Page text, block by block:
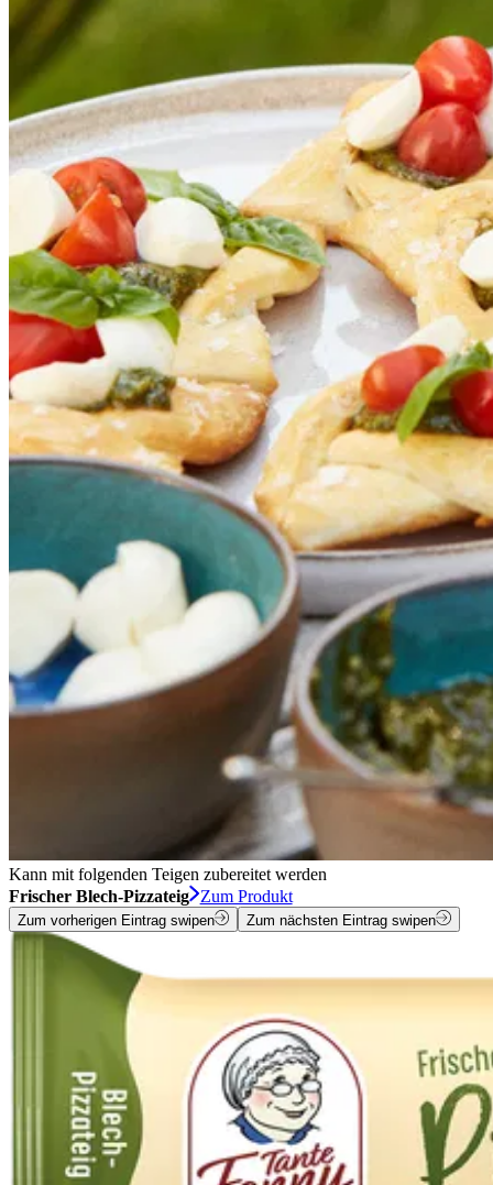
Kann mit folgenden Teigen zubereitet werden
Frischer Blech-Pizzateig
Zum Produkt
Zum vorherigen Eintrag swipen Zum nächsten Eintrag swipen